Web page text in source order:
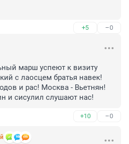
+5 –0
марш успеют к визиту
с лаосцем братья навек!
и рас! Москва - Вьетнян!
и сисулил слушают нас!
+10 –0